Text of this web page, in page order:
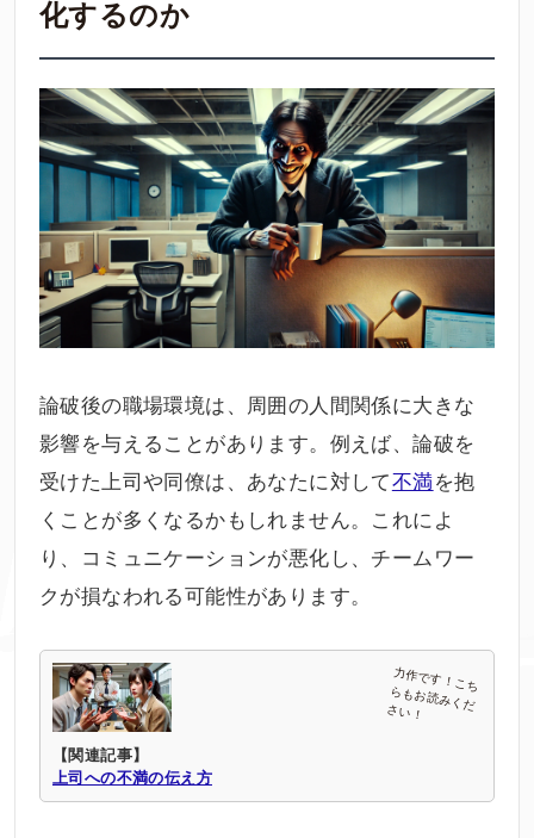
化するのか
論破後の職場環境は、周囲の人間関係に大きな
影響を与えることがあります。例えば、論破を
受けた上司や同僚は、あなたに対して不満を抱
くことが多くなるかもしれません。これによ
り、コミュニケーションが悪化し、チームワー
クが損なわれる可能性があります。
【関連記事】
上司への不満の伝え方